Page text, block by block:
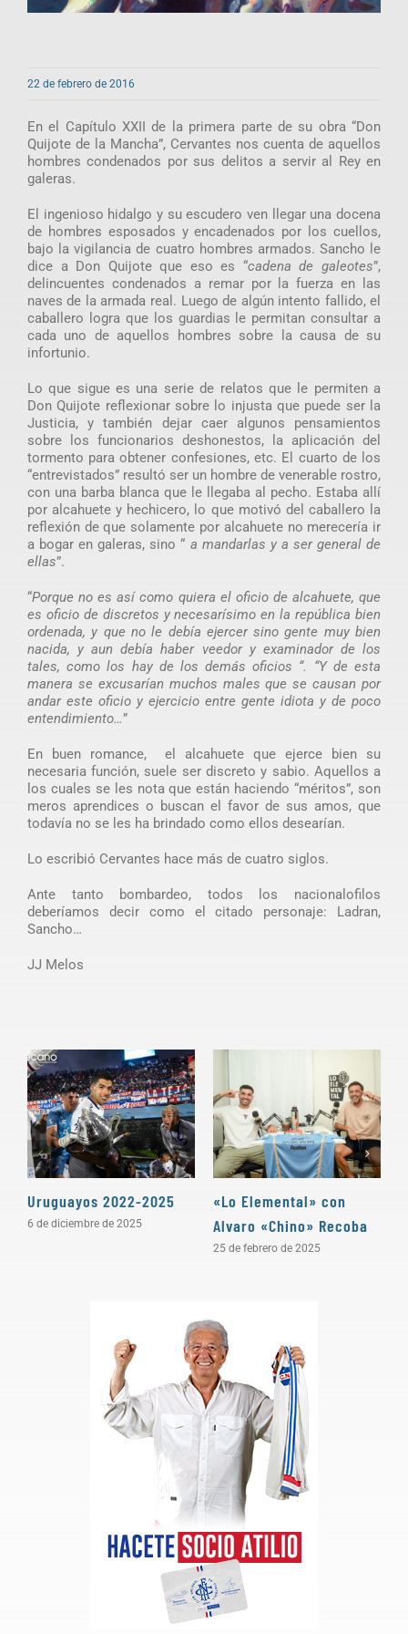
22 de febrero de 2016
En el Capítulo XXII de la primera parte de su obra “Don
Quijote de la Mancha”, Cervantes nos cuenta de aquellos
hombres condenados por sus delitos a servir al Rey en
galeras.
El ingenioso hidalgo y su escudero ven llegar una docena
de hombres esposados y encadenados por los cuellos,
bajo la vigilancia de cuatro hombres armados. Sancho le
dice a Don Quijote que eso es “cadena de galeotes”,
delincuentes condenados a remar por la fuerza en las
naves de la armada real. Luego de algún intento fallido, el
caballero logra que los guardias le permitan consultar a
cada uno de aquellos hombres sobre la causa de su
infortunio.
Lo que sigue es una serie de relatos que le permiten a
Don Quijote reflexionar sobre lo injusta que puede ser la
Justicia, y también dejar caer algunos pensamientos
sobre los funcionarios deshonestos, la aplicación del
tormento para obtener confesiones, etc. El cuarto de los
“entrevistados” resultó ser un hombre de venerable rostro,
con una barba blanca que le llegaba al pecho. Estaba allí
por alcahuete y hechicero, lo que motivó del caballero la
reflexión de que solamente por alcahuete no merecería ir
a bogar en galeras, sino “ a mandarlas y a ser general de
ellas”.
“Porque no es así como quiera el oficio de alcahuete, que
es oficio de discretos y necesarísimo en la república bien
ordenada, y que no le debía ejercer sino gente muy bien
nacida, y aun debía haber veedor y examinador de los
tales, como los hay de los demás oficios “. “Y de esta
manera se excusarían muchos males que se causan por
andar este oficio y ejercicio entre gente idiota y de poco
entendimiento…”
En buen romance, el alcahuete que ejerce bien su
necesaria función, suele ser discreto y sabio. Aquellos a
los cuales se les nota que están haciendo “méritos”, son
meros aprendices o buscan el favor de sus amos, que
todavía no se les ha brindado como ellos desearían.
Lo escribió Cervantes hace más de cuatro siglos.
Ante tanto bombardeo, todos los nacionalofilos
deberíamos decir como el citado personaje: Ladran,
Sancho…
JJ Melos
Uruguayos 2022-2025
6 de diciembre de 2025
«Lo Elemental» con
Alvaro «Chino» Recoba
25 de febrero de 2025